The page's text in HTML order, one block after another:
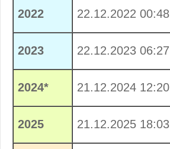
2022 22.12.2022 00:48
2023 22.12.2023 06:27
2024* 21.12.2024 12:20
2025 21.12.2025 18:03